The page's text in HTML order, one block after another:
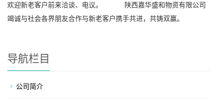
欢迎新老客户前来洽谈、电议。 陕西嘉华盛和物资有限公司
竭诚与社会各界朋友合作与新老客户携手共进，共铸双赢。
导航栏目
公司简介